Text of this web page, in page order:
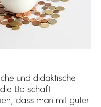
und didaktische
Botschaft
dass man mit guter